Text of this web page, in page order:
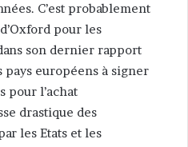
C’est probablement
pour les
son dernier rapport
pays européens à signer
pour l’achat
drastique des
les Etats et les